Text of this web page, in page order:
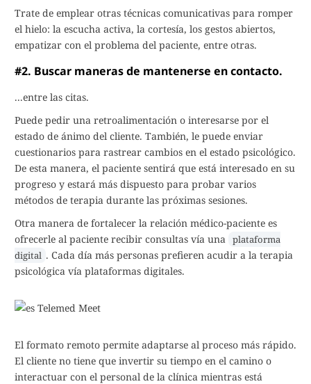
Trate de emplear otras técnicas comunicativas para romper
el hielo: la escucha activa, la cortesía, los gestos abiertos,
empatizar con el problema del paciente, entre otras.
#2. Buscar maneras de mantenerse en contacto.
...entre las citas.
Puede pedir una retroalimentación o interesarse por el
estado de ánimo del cliente. También, le puede enviar
cuestionarios para rastrear cambios en el estado psicológico.
De esta manera, el paciente sentirá que está interesado en su
progreso y estará más dispuesto para probar varios
métodos de terapia durante las próximas sesiones.
Otra manera de fortalecer la relación médico-paciente es
ofrecerle al paciente recibir consultas vía una plataforma
digital . Cada día más personas prefieren acudir a la terapia
psicológica vía plataformas digitales.
El formato remoto permite adaptarse al proceso más rápido.
El cliente no tiene que invertir su tiempo en el camino o
interactuar con el personal de la clínica mientras está